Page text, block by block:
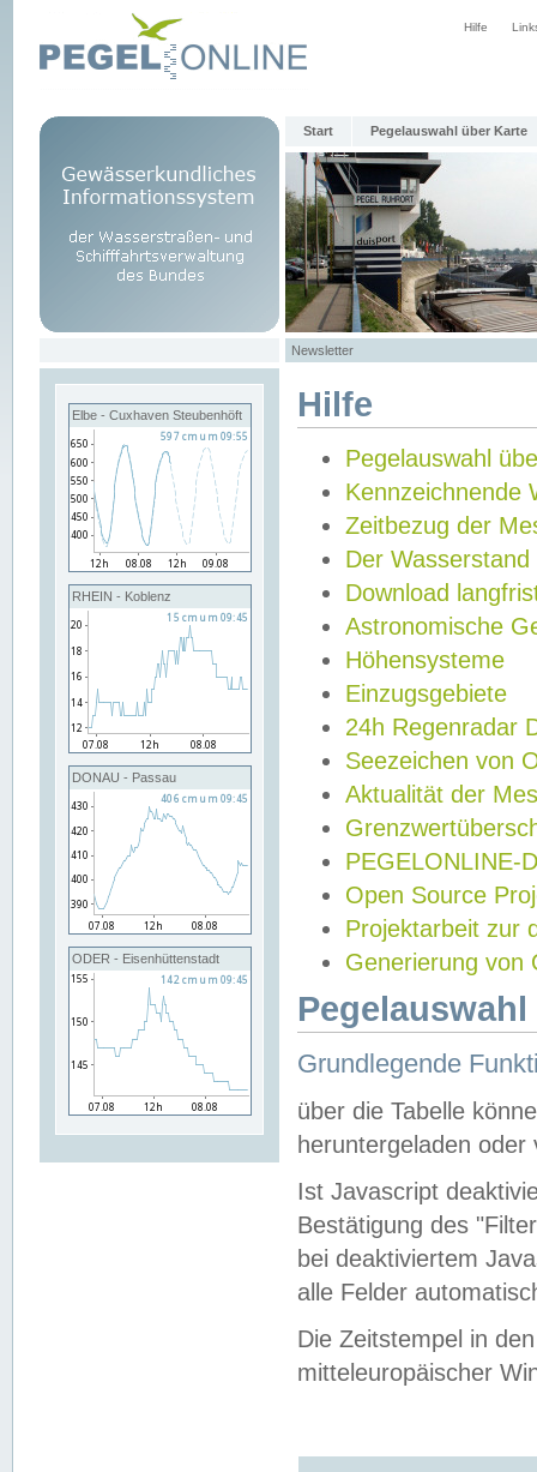
Hilfe
Start Pegelauswahl über Karte
Newsletter
Elbe - Cuxhaven Steubenhöft
RHEIN - Koblenz
DONAU - Passau
ODER - Eisenhüttenstadt
Hilfe
Pegelauswahl
Kennzeichnende
Zeitbezug der
Der Wasserstand
Download
Astronomische
Höhensysteme
Einzugsgebiete
24h Regenradar
Seezeichen von
Aktualität der
PEGELONLINE-
Open Source
Projektarbeit zur
Generierung von
Grundlegende
über die Tabelle
heruntergeladen oder
Ist Javascript
Bestätigung des
bei deaktiviertem
alle Felder
Die Zeitstempel in
mitteleuropäischer